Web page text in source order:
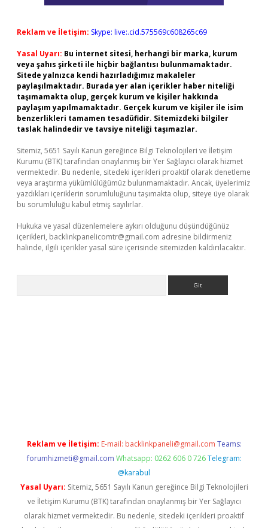
Reklam ve İletişim: Skype: live:.cid.575569c608265c69
Yasal Uyarı: Bu internet sitesi, herhangi bir marka, kurum
veya şahıs şirketi ile hiçbir bağlantısı bulunmamaktadır.
Sitede yalnızca kendi hazırladığımız makaleler
paylaşılmaktadır. Burada yer alan içerikler haber niteliği
taşımamakta olup, gerçek kurum ve kişiler hakkında
paylaşım yapılmamaktadır. Gerçek kurum ve kişiler ile isim
benzerlikleri tamamen tesadüfidir. Sitemizdeki bilgiler
taslak halindedir ve tavsiye niteliği taşımazlar.
Sitemiz, 5651 Sayılı Kanun gereğince Bilgi Teknolojileri ve İletişim
Kurumu (BTK) tarafından onaylanmış bir Yer Sağlayıcı olarak hizmet
vermektedir. Bu nedenle, sitedeki içerikleri proaktif olarak denetleme
veya araştırma yükümlülüğümüz bulunmamaktadır. Ancak, üyelerimiz
yazdıkları içeriklerin sorumluluğunu taşımakta olup, siteye üye olarak
bu sorumluluğu kabul etmiş sayılırlar.
Hukuka ve yasal düzenlemelere aykırı olduğunu düşündüğünüz
içerikleri, backlinkpanelicomtr@gmail.com adresine bildirmeniz
halinde, ilgili içerikler yasal süre içerisinde sitemizden kaldırılacaktır.
Reklam ve İletişim: E-mail: backlinkpaneli@gmail.com Teams:
forumhizmeti@gmail.com Whatsapp: 0262 606 0 726 Telegram:
@karabul
Yasal Uyarı: Sitemiz, 5651 Sayılı Kanun gereğince Bilgi Teknolojileri
ve İletişim Kurumu (BTK) tarafından onaylanmış bir Yer Sağlayıcı
olarak hizmet vermektedir. Bu nedenle, sitedeki içerikleri proaktif